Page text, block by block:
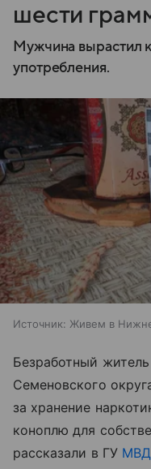
шести
Мужчина вырастил
употребления.
Источник: Живем в
Безработный
Семеновского
за хранение
коноплю для
рассказали в ГУ МВД